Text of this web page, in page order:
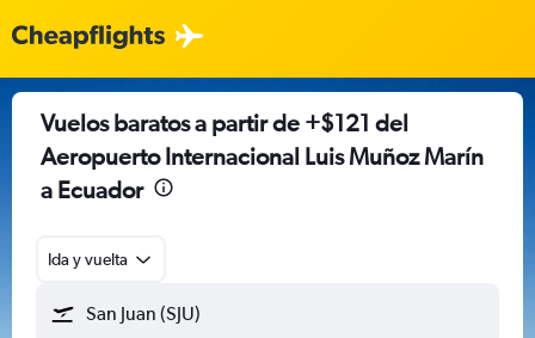
Vuelos baratos a partir de +$121 del
Aeropuerto Internacional Luis Muñoz Marín
a Ecuador
Ida y vuelta
San Juan (SJU)